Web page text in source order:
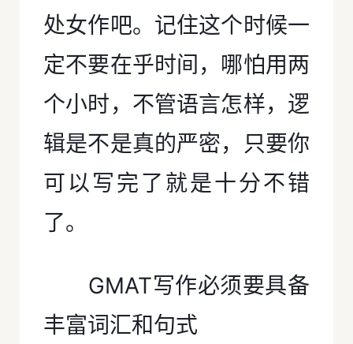
处女作吧。记住这个时候一
定不要在乎时间，哪怕用两
个小时，不管语言怎样，逻
辑是不是真的严密，只要你
可以写完了就是十分不错
了。
GMAT写作必须要具备
丰富词汇和句式